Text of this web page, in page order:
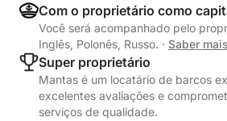
Com o proprietário como
Você será acompanhado pelo
Inglês, Polonês, Russo. · Saber mais
Super proprietário
Mantas é um locatário de barcos
excelentes avaliações e
serviços de qualidade.